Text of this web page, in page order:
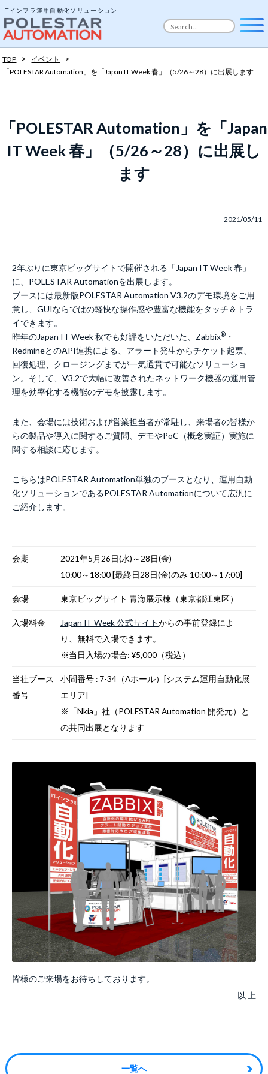
ITインフラ運用自動化ソリューション
TOP > イベント >
「POLESTAR Automation」を「Japan IT Week 春」（5/26～28）に出展します
「POLESTAR Automation」を「Japan
IT Week 春」（5/26～28）に出展し
ます
2021/05/11
2年ぶりに東京ビッグサイトで開催される「Japan IT Week 春」
に、POLESTAR Automationを出展します。
ブースには最新版POLESTAR Automation V3.2のデモ環境をご用
意し、GUIならではの軽快な操作感や豊富な機能をタッチ＆トラ
イできます。
昨年のJapan IT Week 秋でも好評をいただいた、Zabbix® ・
RedmineとのAPI連携による、アラート発生からチケット起票、
回復処理、クロージングまでが一気通貫で可能なソリューショ
ン。そして、V3.2で大幅に改善されたネットワーク機器の運用管
理を効率化する機能のデモを披露します。
また、会場には技術および営業担当者が常駐し、来場者の皆様か
らの製品や導入に関するご質問、デモやPoC（概念実証）実施に
関する相談に応じます。
こちらはPOLESTAR Automation単独のブースとなり、運用自動
化ソリューションであるPOLESTAR Automationについて広汎に
ご紹介します。
会期
2021年5月26日(水)～28日(金)
10:00～18:00 [最終日28日(金)のみ 10:00～17:00]
会場 東京ビッグサイト 青海展示棟（東京都江東区）
入場料金 Japan IT Week 公式サイトからの事前登録によ
り、無料で入場できます。
※当日入場の場合: ¥5,000（税込）
当社ブース
番号
小間番号 : 7-34（Aホール）[システム運用自動化展
エリア]
※「Nkia」社（POLESTAR Automation 開発元）と
の共同出展となります
皆様のご来場をお待ちしております。
以 上
一覧へ